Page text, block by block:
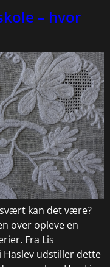
– hvor
kan det være?
over opleve en
Fra Lis
Haslev udstiller dette